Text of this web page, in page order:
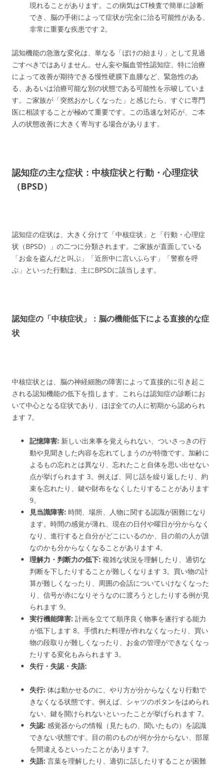
現れることがあります。この病気はCT検査で簡単に診断
でき、脳の手術によって症状が完全に治る可能性がある、
非常に重要な疾患です 2。
認知機能の急激な変化は、単なる「ぼけの始まり」として見過
ごすべきではありません。せん妄や脳血管性認知症、特に治療
によって改善が期待できる慢性硬膜下血腫など、緊急性のあ
る、あるいは治療可能な別の状態である可能性を示唆していま
す。ご家族が「突然おかしくなった」と感じたら、すぐに専門
医に相談することが極めて重要です。この迅速な対応が、ご本
人の状態改善に大きく寄与する場合があります。
認知症の主な症状：中核症状と行動・心理症状
（BPSD）
認知症の症状は、大きく分けて「中核症状」と「行動・心理症
状（BPSD）」の二つに分類されます。ご家族が直面している
「お金を盗んだと叫ぶ」「近所中に言いふらす」「警察を呼
ぶ」といった行動は、主にBPSDに該当します。
認知症の「中核症状」：脳の機能低下による直接的な症
状
中核症状とは、脳の神経細胞の障害によって直接的に引き起こ
される認知機能の低下を指します。これらは認知症の診断にお
いて中心となる症状であり、ほぼ全ての人に初期から認められ
ます 7。
記憶障害: 新しい出来事を覚えられない、ついさっきの行
動や見聞きした内容を忘れてしまうのが特徴です。加齢に
よるもの忘れとは異なり、忘れたこと自体を思い出せない
点が挙げられます 3。例えば、同じ話を繰り返したり、約
束を忘れたり、鍵や財布をなくしたりすることがあります
9。
見当識障害: 時間、場所、人物に関する認識が困難になり
ます。時間の感覚が薄れ、現在の日付や曜日が分からなく
なり、進行すると自分がどこにいるのか、目の前の人が誰
なのかも分からなくなることがあります 4。
理解力・判断力の低下: 複雑な状況を理解したり、適切な
判断を下したりすることが難しくなります 3。買い物の計
算が難しくなったり、周囲の会話についていけなくなった
り、信号が赤になりそうなのに渡ろうとしたりする例が見
られます 9。
実行機能障害: 計画を立てて順序良く物事を遂行する能力
が低下します 8。手慣れた料理が作れなくなったり、買い
物の段取りが難しくなったり、お金の管理ができなくなっ
たりする変化もみられます 3。
失行・失認・失語:
失行: 体は動かせるのに、やり方が分からなくなり行動で
きなくなる状態です。例えば、シャツのボタンをはめられ
ない、鍵を開けられないといったことが挙げられます 7。
失認: 感覚器からの情報（見たもの、聞いたもの）を認識
できない状態です。目の前のものが何か分からない、部屋
を間違えるといったことがあります 7。
失語: 言葉を理解したり、適切に話したりすることが困難